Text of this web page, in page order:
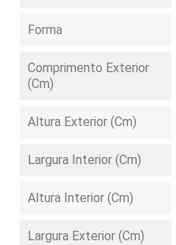
Forma
Comprimento Exterior
(cm)
Altura Exterior (cm)
Largura Interior (cm)
Altura Interior (cm)
Largura Exterior (cm)